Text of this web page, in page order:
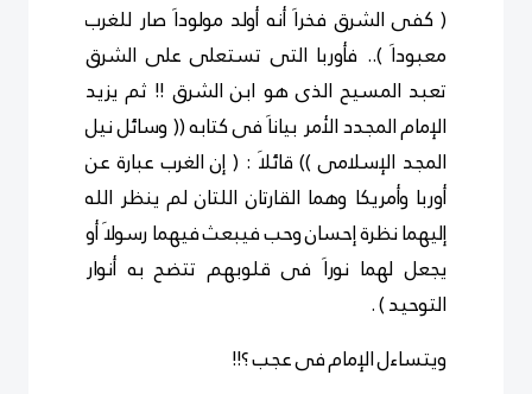
( كفى الشرق فخراَ أنه أولد مولوداَ صار للغرب
معبوداَ ).. فأوربا التى تستعلى على الشرق
تعبد المسيح الذى هو ابن الشرق !! ثم يزيد
الإمام المجدد الأمر بياناَ فى كتابه (( وسائل نيل
المجد الإسلامى )) قائلاَ : ( إن الغرب عبارة عن
أوربا وأمريكا وهما القارتان اللتان لم ينظر الله
إليهما نظرة إحسان وحب فيبعث فيهما رسولاَ أو
يجعل لهما نوراَ فى قلوبهم تتضح به أنوار
التوحيد ) .
ويتساءل الإمام فى عجب ؟!!